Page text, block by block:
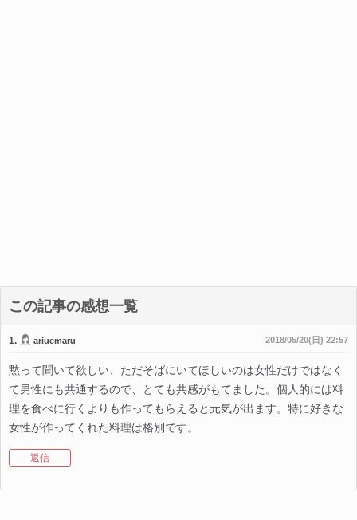
この記事の感想一覧
1. ariuemaru 2018/05/20(日) 22:57
黙って聞いて欲しい、ただそばにいてほしいのは女性だけではなく
て男性にも共通するので、とても共感がもてました。個人的には料
理を食べに行くよりも作ってもらえると元気が出ます。特に好きな
女性が作ってくれた料理は格別です。
返信